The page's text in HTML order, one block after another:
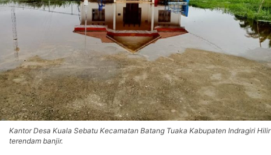
Kantor Desa Kuala Sebatu Kecamatan Batang Tuaka Kabupaten Indragiri Hilir
terendam banjir.